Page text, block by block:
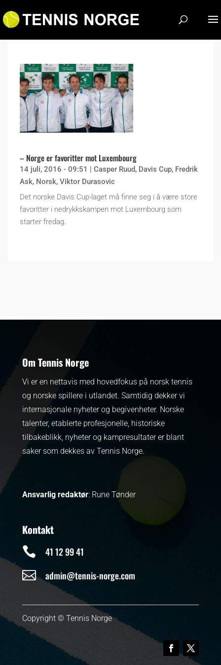
– Norge er favoritter mot Luxembourg
14 juli, 2016 - 09:51 | Casper Ruud, Davis Cup, Fredrik
Ask, Norsk, Viktor Durasovic
Det norske Davis Cup-laget må finne seg i å være store
favoritter i nedrykkskampen mot Luxembourg som
starter fredag.
Om Tennis Norge
Vi er en nettavis med hovedfokus på norsk tennis
og norske spillere i utlandet. Samtidig dekker vi
internasjonale nyheter og begivenheter. Norske
talenter, etablerte profesjonelle, historiske
tilbakeblikk, nyheter og kampresultater er blant
saker som dekkes av Tennis Norge.
Ansvarlig redaktør: Rune Tønder
Kontakt
 41 12 99 41
 admin@tennis-norge.com
Copyright © Tennis Norge